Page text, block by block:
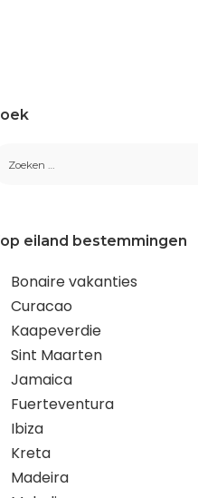
eiland bestemmingen
Bonaire vakanties
Curacao
Kaapeverdie
Sint Maarten
Jamaica
Fuerteventura
Ibiza
Kreta
Madeira